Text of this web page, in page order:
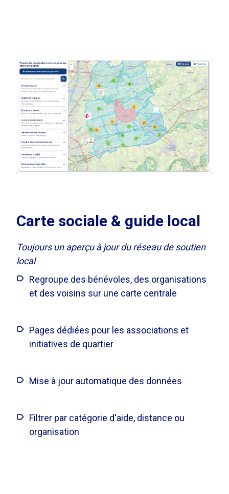
Carte sociale & guide local
Toujours un aperçu à jour du réseau de soutien
local
Regroupe des bénévoles, des organisations
et des voisins sur une carte centrale
Pages dédiées pour les associations et
initiatives de quartier
Mise à jour automatique des données
Filtrer par catégorie d'aide, distance ou
organisation